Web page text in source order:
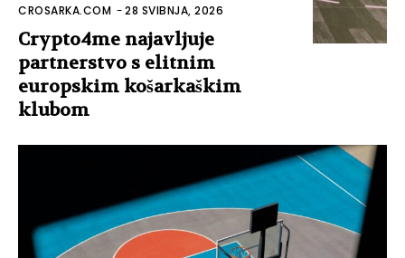
CROSARKA.COM -28 SVIBNJA, 2026
Crypto4me najavljuje
partnerstvo s elitnim
europskim košarkaškim
klubom